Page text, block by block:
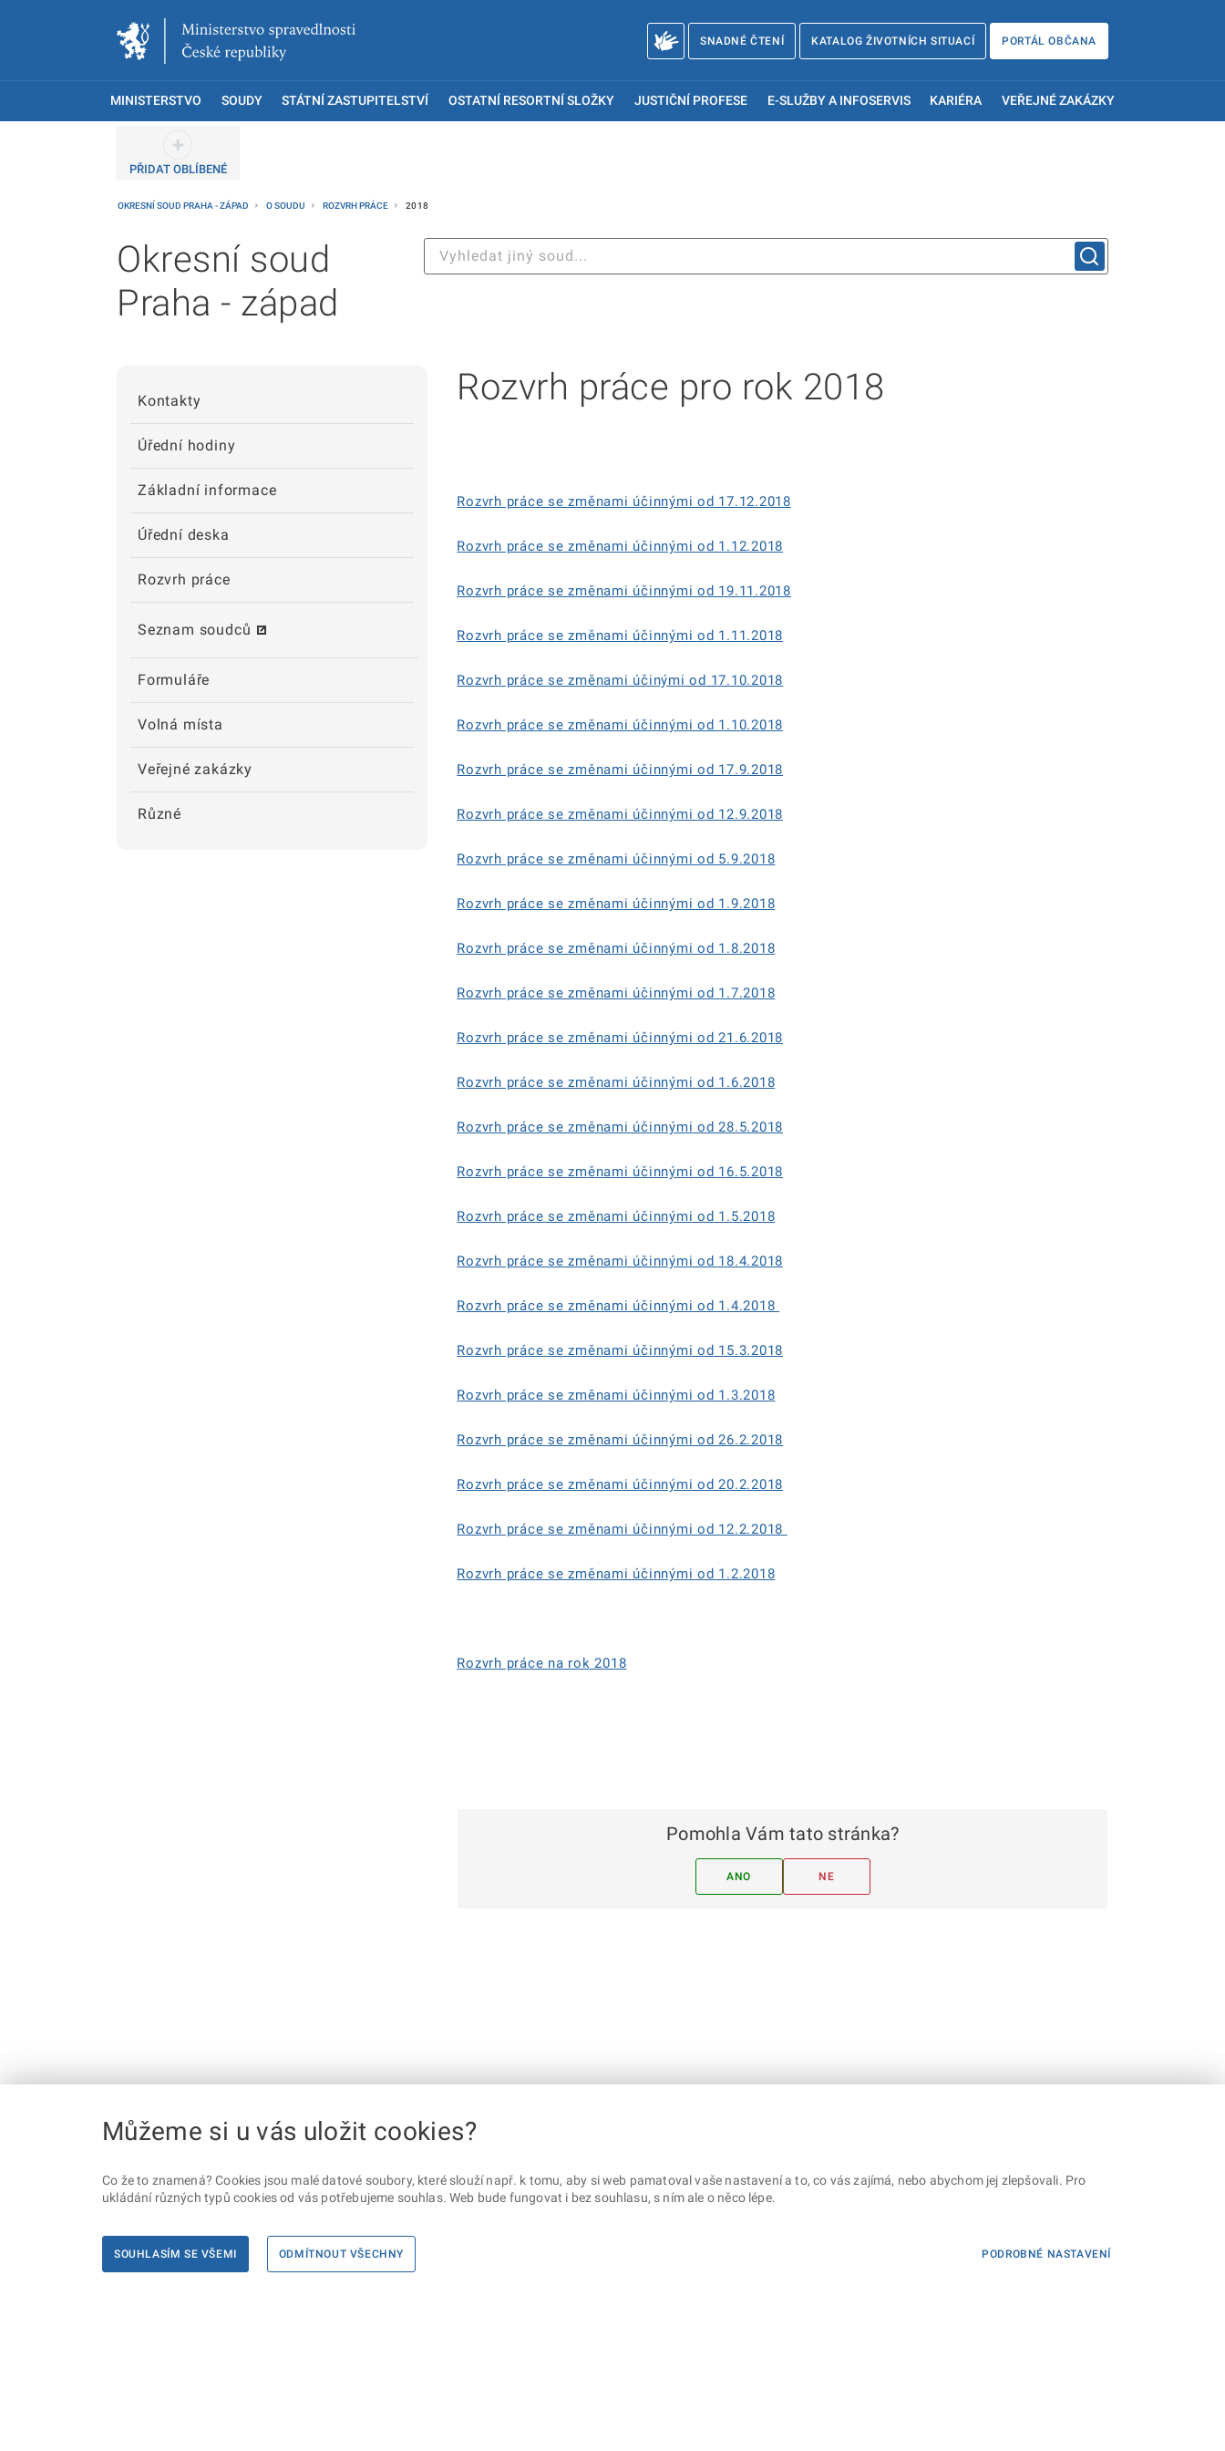
SNADNÉ ČTENÍ KATALOG ŽIVOTNÍCH SITUACÍ PORTÁL OBČANA
MINISTERSTVO SOUDY STÁTNÍ ZASTUPITELSTVÍ OSTATNÍ RESORTNÍ SLOŽKY JUSTIČNÍ PROFESE E-SLUŽBY A INFOSERVIS KARIÉRA VEŘEJNÉ ZAKÁZKY
PŘIDAT OBLÍBENÉ
OKRESNÍ SOUD PRAHA - ZÁPAD O SOUDU ROZVRH PRÁCE 2018
Okresní soud
Praha - západ
Kontakty
Úřední hodiny
Základní informace
Úřední deska
Rozvrh práce
Seznam soudců
Formuláře
Volná místa
Veřejné zakázky
Různé
Rozvrh práce pro rok 2018
Rozvrh práce se změnami účinnými od 17.12.2018
Rozvrh práce se změnami účinnými od 1.12.2018
Rozvrh práce se změnami účinnými od 19.11.2018
Rozvrh práce se změnami účinnými od 1.11.2018
Rozvrh práce se změnami účinými od 17.10.2018
Rozvrh práce se změnami účinnými od 1.10.2018
Rozvrh práce se změnami účinnými od 17.9.2018
Rozvrh práce se změnami účinnými od 12.9.2018
Rozvrh práce se změnami účinnými od 5.9.2018
Rozvrh práce se změnami účinnými od 1.9.2018
Rozvrh práce se změnami účinnými od 1.8.2018
Rozvrh práce se změnami účinnými od 1.7.2018
Rozvrh práce se změnami účinnými od 21.6.2018
Rozvrh práce se změnami účinnými od 1.6.2018
Rozvrh práce se změnami účinnými od 28.5.2018
Rozvrh práce se změnami účinnými od 16.5.2018
Rozvrh práce se změnami účinnými od 1.5.2018
Rozvrh práce se změnami účinnými od 18.4.2018
Rozvrh práce se změnami účinnými od 1.4.2018
Rozvrh práce se změnami účinnými od 15.3.2018
Rozvrh práce se změnami účinnými od 1.3.2018
Rozvrh práce se změnami účinnými od 26.2.2018
Rozvrh práce se změnami účinnými od 20.2.2018
Rozvrh práce se změnami účinnými od 12.2.2018
Rozvrh práce se změnami účinnými od 1.2.2018
Rozvrh práce na rok 2018
Pomohla Vám tato stránka?
ANO NE
Můžeme si u vás uložit cookies?
Co že to znamená? Cookies jsou malé datové soubory, které slouží např. k tomu, aby si web pamatoval vaše nastavení a to, co vás zajímá, nebo abychom jej zlepšovali. Pro
ukládání různých typů cookies od vás potřebujeme souhlas. Web bude fungovat i bez souhlasu, s ním ale o něco lépe.
SOUHLASÍM SE VŠEMI ODMÍTNOUT VŠECHNY PODROBNÉ NASTAVENÍ